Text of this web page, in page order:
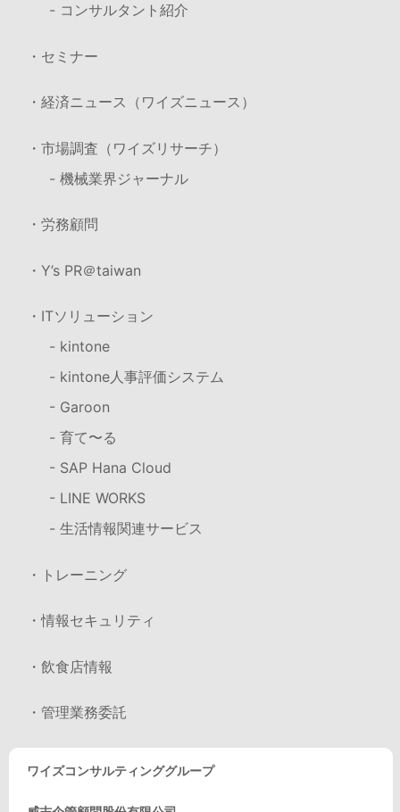
- コンサルタント紹介
・セミナー
・経済ニュース（ワイズニュース）
・市場調査（ワイズリサーチ）
- 機械業界ジャーナル
・労務顧問
・Y’s PR＠taiwan
・ITソリューション
- kintone
- kintone人事評価システム
- Garoon
- 育て〜る
- SAP Hana Cloud
- LINE WORKS
- 生活情報関連サービス
・トレーニング
・情報セキュリティ
・飲食店情報
・管理業務委託
ワイズコンサルティンググループ